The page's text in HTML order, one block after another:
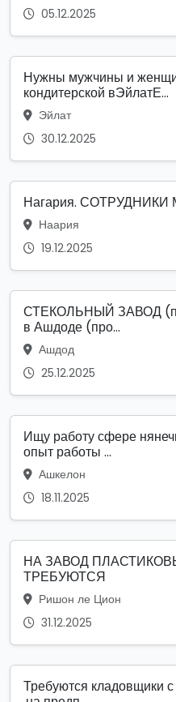
05.12.2025
Нужны мужчины и
кондитерской вЭйлатЕ...
Эйлат
30.12.2025
Нагария.
Наария
19.12.2025
СТЕКОЛЬНЫЙ ЗАВОД
в Ашдоде (про...
Ашдод
25.12.2025
Ищу работу сфере
опыт работы ...
Ашкелон
18.11.2025
НА ЗАВОД
ТРЕБУЮТСЯ
Ришон ле Цион
31.12.2025
Требуются кладовщики